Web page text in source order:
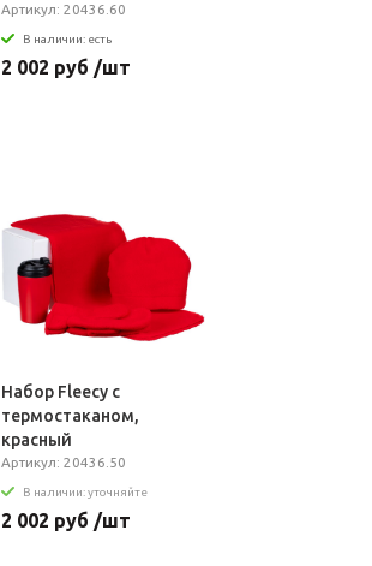
Артикул: 20436.60
В наличии: есть
2 002 руб /шт
Набор Fleecy с
термостаканом,
красный
Артикул: 20436.50
В наличии: уточняйте
2 002 руб /шт